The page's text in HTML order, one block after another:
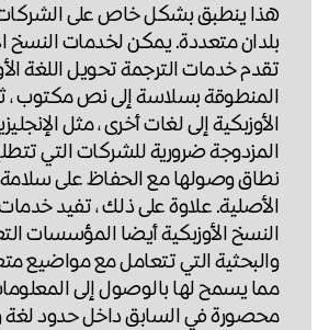
هذا ينطبق بشكل خاص على الشركات
بلدان متعددة. يمكن لخدمات النسخ
تقدم خدمات الترجمة تحويل اللغة
المنطوقة بسلاسة إلى نص مكتوب ،
الأوزبكية إلى لغات أخرى ، مثل
المزدوجة ضرورية للشركات التي
نطاق وصولها مع الحفاظ على سلامة
الأصلية. علاوة على ذلك ، تفيد
النسخ الأوزبكية أيضا المؤسسات
والبحثية التي تتعامل مع مواضيع
مما يسمح لها بالوصول إلى
محصورة في السابق داخل حدود لغة